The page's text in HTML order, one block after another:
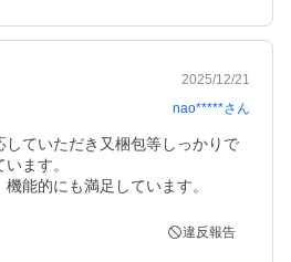
2025/12/21
nao*****さん
ていただき又梱包等しっかりで
ます。
能的にも満足しています。
違反報告